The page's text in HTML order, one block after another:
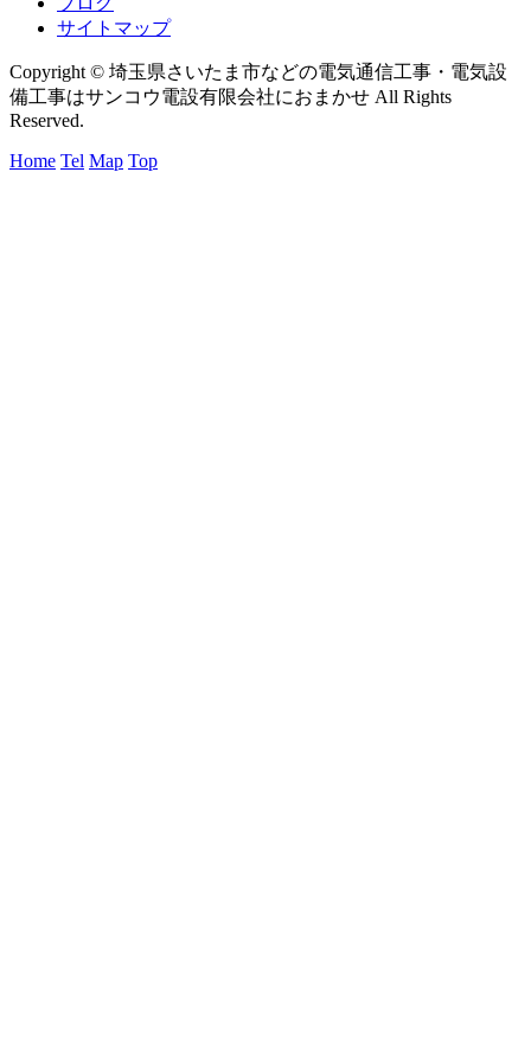
サイトマップ
Copyright © 埼玉県さいたま市などの電気通信工事・電気設
備工事はサンコウ電設有限会社におまかせ All Rights
Reserved.
Home Tel Map Top